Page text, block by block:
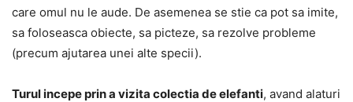
care omul nu le aude. De asemenea se stie ca pot sa imite,
sa foloseasca obiecte, sa picteze, sa rezolve probleme
(precum ajutarea unei alte specii).
Turul incepe prin a vizita colectia de elefanti, avand alaturi